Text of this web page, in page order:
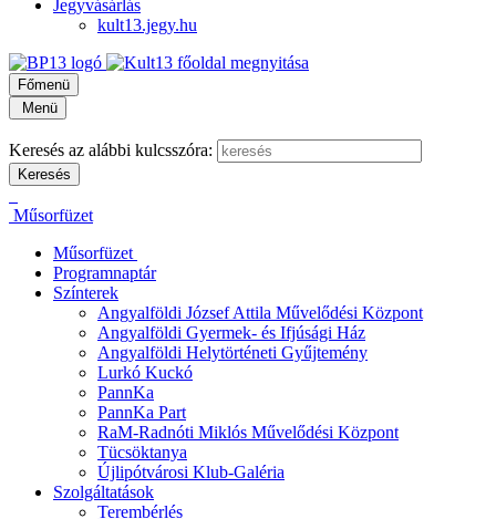
Jegyvásárlás
kult13.jegy.hu
Főmenü
Menü
Keresés az alábbi kulcsszóra:
Műsorfüzet
Műsorfüzet
Programnaptár
Színterek
Angyalföldi József Attila Művelődési Központ
Angyalföldi Gyermek- és Ifjúsági Ház
Angyalföldi Helytörténeti Gyűjtemény
Lurkó Kuckó
PannKa
PannKa Part
RaM-Radnóti Miklós Művelődési Központ
Tücsöktanya
Újlipótvárosi Klub-Galéria
Szolgáltatások
Terembérlés